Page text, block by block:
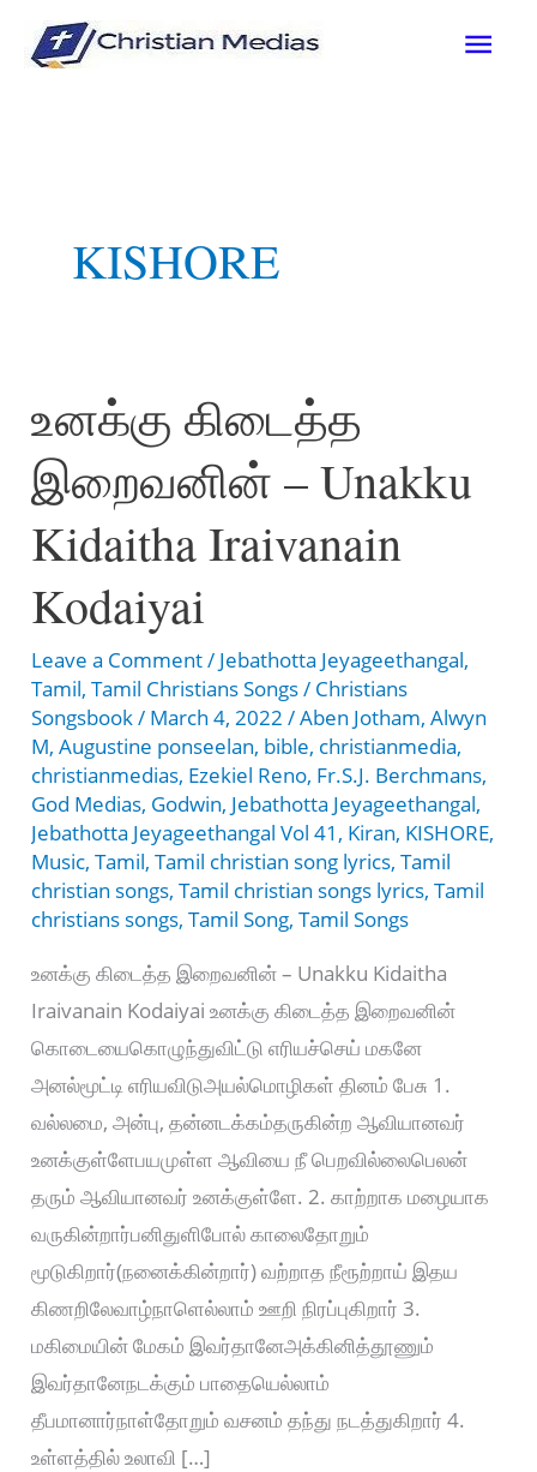
KISHORE
உனக்கு கிடைத்த
இறைவனின் – Unakku
Kidaitha Iraivanain
Kodaiyai
Leave a Comment/ Jebathotta Jeyageethangal,
Tamil,Tamil Christians Songs/ Christians
Songsbook/ March 4, 2022/Aben Jotham,Alwyn
M,Augustine ponseelan, bible, christianmedia,
christianmedias, Ezekiel Reno, Fr.S.J. Berchmans,
God Medias, Godwin, Jebathotta Jeyageethangal,
Jebathotta Jeyageethangal Vol 41 , Kiran, KISHORE,
Music,Tamil,Tamil christian song lyrics,Tamil
christian songs,Tamil christian songs lyrics,Tamil
christians songs,Tamil Song,Tamil Songs
உனக்கு கிடைத்த இறைவனின் – Unakku Kidaitha
Iraivanain Kodaiyai உனக்கு கிடைத்த இறைவனின்
கொடையைகொழுந்துவிட்டு எரியச்செய் மகனே
அனல்மூட்டி எரியவிடுஅயல்மொழிகள் தினம் பேசு 1.
வல்லமை, அன்பு, தன்னடக்கம்தருகின்ற ஆவியானவர்
உனக்குள்ளேபயமுள்ள ஆவியை நீ பெறவில்லைபெலன்
தரும் ஆவியானவர் உனக்குள்ளே. 2. காற்றாக மழையாக
வருகின்றார்பனிதுளிபோல் காலைதோறும்
மூடுகிறார்(நனைக்கின்றார்) வற்றாத நீரூற்றாய் இதய
கிணறிலேவாழ்நாளெல்லாம் ஊறி நிரப்புகிறார் 3.
மகிமையின் மேகம் இவர்தானேஅக்கினித்தூணும்
இவர்தானேநடக்கும் பாதையெல்லாம்
தீபமானார்நாள்தோறும் வசனம் தந்து நடத்துகிறார் 4.
உள்ளத்தில் உலாவி […]